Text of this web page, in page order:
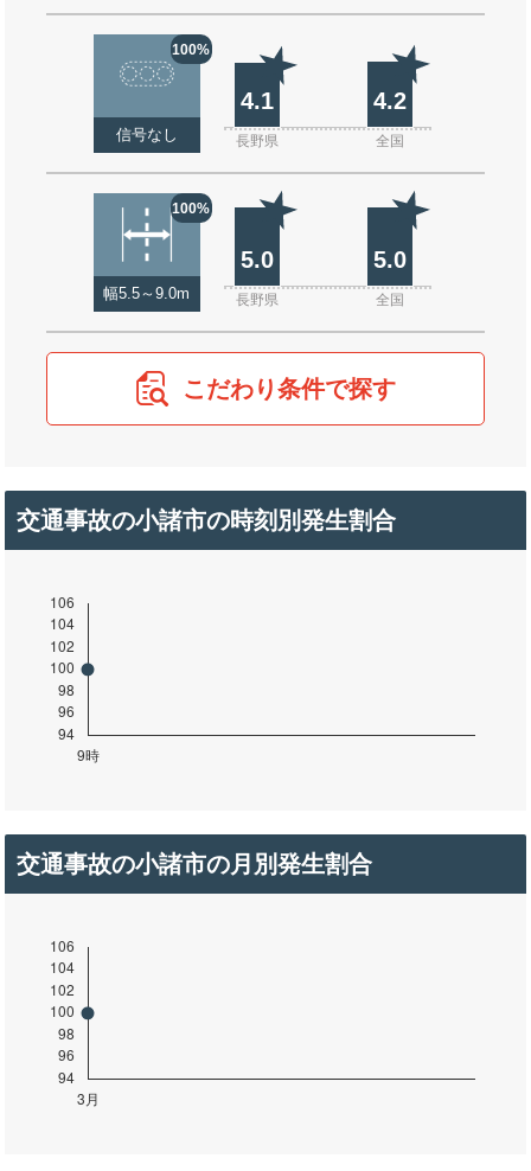
100%
信号なし
4.1 4.2
長野県 全国
100%
幅5.5～9.0m
5.0 5.0
長野県 全国
こだわり条件で探す
交通事故の小諸市の時刻別発生割合
交通事故の小諸市の月別発生割合